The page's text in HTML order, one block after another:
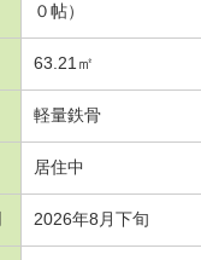
０帖）
63.21㎡
軽量鉄骨
居住中
2026年8月下旬